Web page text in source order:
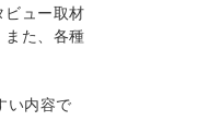
ビュー取材
また、各種
い内容で